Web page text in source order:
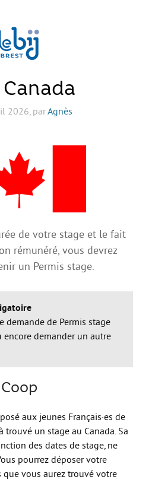
la justice
?
2026, parAgnès
de votre stage et le fait
rémunéré, vous devrez
un Permis stage.
demande de Permis stage
encore demander un autre
aux jeunes Français·es de
un stage au Canada. Sa
des dates de stage, ne
pourrez déposer votre
que vous aurez trouvé votre